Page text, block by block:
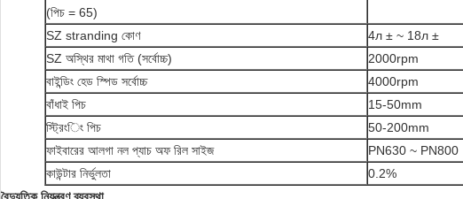
(পিচ = 65)
SZ stranding কোণ
4л ± ~ 18л ±
SZ অস্থির মাথা গতি (সর্বোচ্চ)
2000rpm
বাইন্ডিং হেড স্পিড সর্বোচ্চ
4000rpm
বাঁধাই পিচ
15-50mm
স্ট্রিংিং পিচ
50-200mm
ফাইবারের আলগা নল প্যাচ অফ রিল সাইজ
PN630 ~ PN800
কাউন্টার নির্ভুলতা
0.2%